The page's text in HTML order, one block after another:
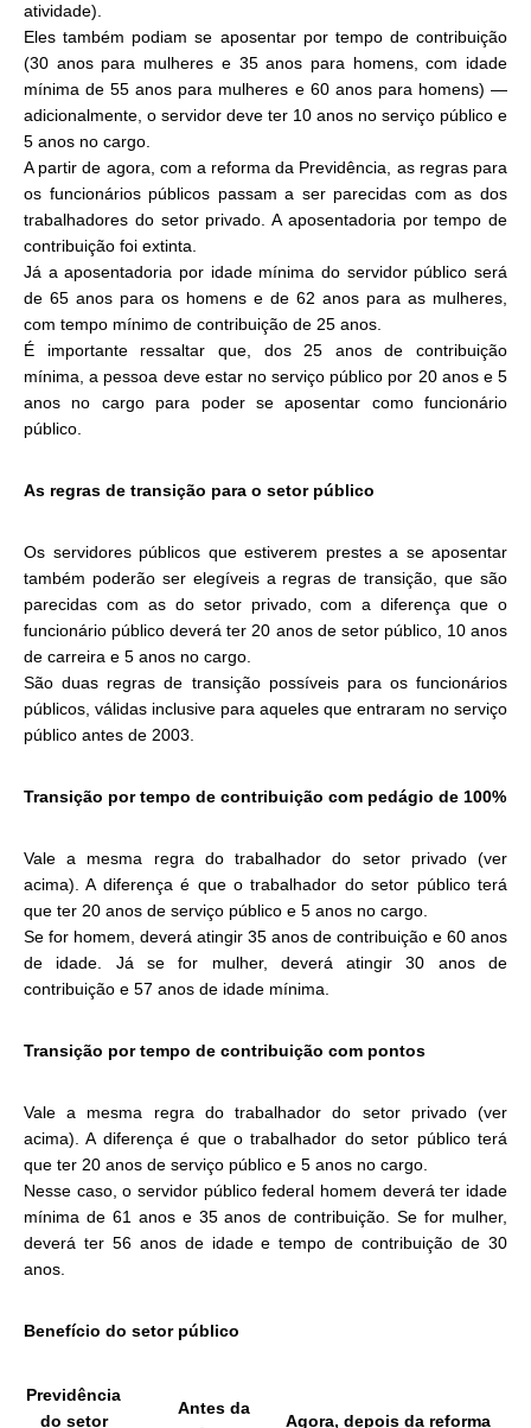
atividade).
Eles também podiam se aposentar por tempo de contribuição
(30 anos para mulheres e 35 anos para homens, com idade
mínima de 55 anos para mulheres e 60 anos para homens) —
adicionalmente, o servidor deve ter 10 anos no serviço público e
5 anos no cargo.
A partir de agora, com a reforma da Previdência, as regras para
os funcionários públicos passam a ser parecidas com as dos
trabalhadores do setor privado. A aposentadoria por tempo de
contribuição foi extinta.
Já a aposentadoria por idade mínima do servidor público será
de 65 anos para os homens e de 62 anos para as mulheres,
com tempo mínimo de contribuição de 25 anos.
É importante ressaltar que, dos 25 anos de contribuição
mínima, a pessoa deve estar no serviço público por 20 anos e 5
anos no cargo para poder se aposentar como funcionário
público.
As regras de transição para o setor público
Os servidores públicos que estiverem prestes a se aposentar
também poderão ser elegíveis a regras de transição, que são
parecidas com as do setor privado, com a diferença que o
funcionário público deverá ter 20 anos de setor público, 10 anos
de carreira e 5 anos no cargo.
São duas regras de transição possíveis para os funcionários
públicos, válidas inclusive para aqueles que entraram no serviço
público antes de 2003.
Transição por tempo de contribuição com pedágio de 100%
Vale a mesma regra do trabalhador do setor privado (ver
acima). A diferença é que o trabalhador do setor público terá
que ter 20 anos de serviço público e 5 anos no cargo.
Se for homem, deverá atingir 35 anos de contribuição e 60 anos
de idade. Já se for mulher, deverá atingir 30 anos de
contribuição e 57 anos de idade mínima.
Transição por tempo de contribuição com pontos
Vale a mesma regra do trabalhador do setor privado (ver
acima). A diferença é que o trabalhador do setor público terá
que ter 20 anos de serviço público e 5 anos no cargo.
Nesse caso, o servidor público federal homem deverá ter idade
mínima de 61 anos e 35 anos de contribuição. Se for mulher,
deverá ter 56 anos de idade e tempo de contribuição de 30
anos.
Benefício do setor público
Previdência
do setor
Antes da
Agora, depois da reforma